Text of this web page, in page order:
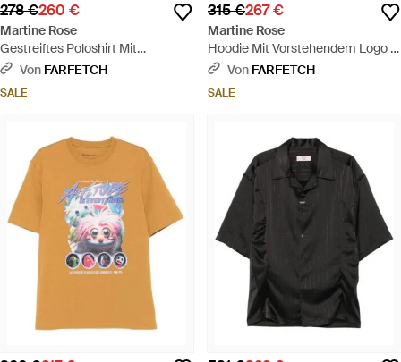
278 €260 €
Martine Rose
Gestreiftes Poloshirt Mit
Reißverschluss - Rot
Von FARFETCH
SALE
315 €267 €
Martine Rose
Hoodie Mit Vorstehendem Logo -
Schwarz
Von FARFETCH
SALE